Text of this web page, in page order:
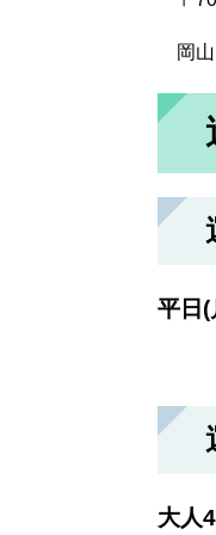
岡山
平日(
大人